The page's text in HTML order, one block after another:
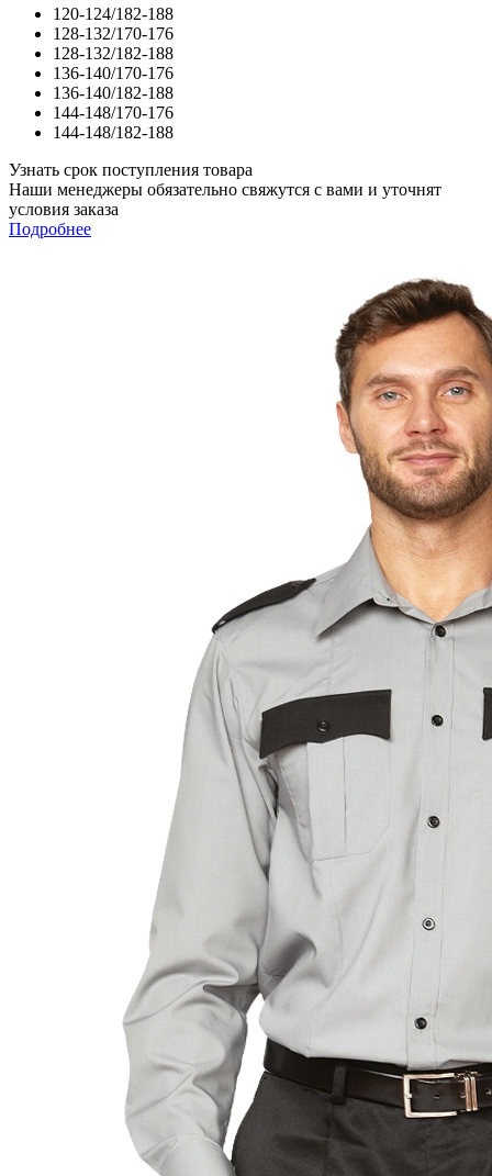
120-124/182-188
128-132/170-176
128-132/182-188
136-140/170-176
136-140/182-188
144-148/170-176
144-148/182-188
Узнать срок поступления товара
Наши менеджеры обязательно свяжутся с вами и уточнят
условия заказа
Подробнее